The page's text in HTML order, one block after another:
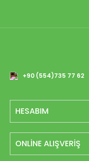
+90 (554)735 77 62
HESABIM
ONLİNE ALIŞVERİŞ